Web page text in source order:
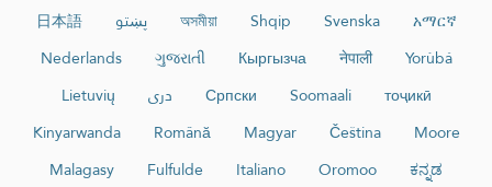
日本語
پښتو অসমীয়া Shqip Svenska
አማርኛ
Nederlands
ગુજરાતી Кыргызча नेपाली
Yorùbá
Lietuvių
دری Српски Soomaali
тоҷикӣ
Kinyarwanda
Română Magyar Čeština
Moore
Malagasy
Fulfulde Italiano Oromoo
ಕನ್ನಡ